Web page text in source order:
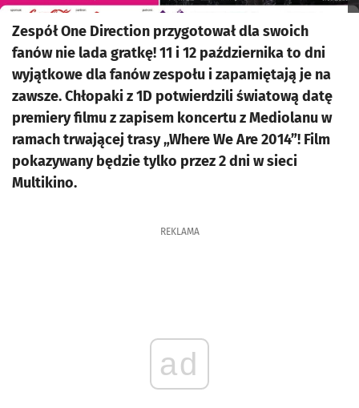
Zespół One Direction przygotował dla swoich
fanów nie lada gratkę! 11 i 12 października to dni
wyjątkowe dla fanów zespołu i zapamiętają je na
zawsze. Chłopaki z 1D potwierdzili światową datę
premiery filmu z zapisem koncertu z Mediolanu w
ramach trwającej trasy „Where We Are 2014”! Film
pokazywany będzie tylko przez 2 dni w sieci
Multikino.
REKLAMA
ad